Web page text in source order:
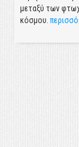
μεταξύ των
κόσμου.